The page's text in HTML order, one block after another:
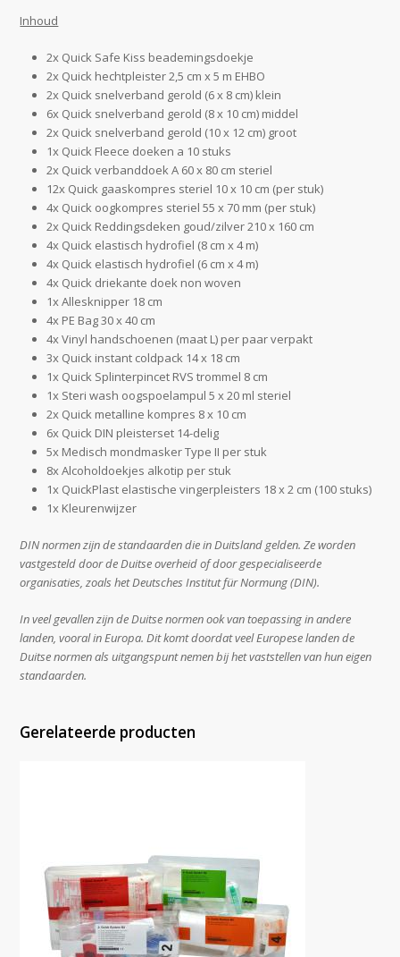
Inhoud
2x Quick Safe Kiss beademingsdoekje
2x Quick hechtpleister 2,5 cm x 5 m EHBO
2x Quick snelverband gerold (6 x 8 cm) klein
6x Quick snelverband gerold (8 x 10 cm) middel
2x Quick snelverband gerold (10 x 12 cm) groot
1x Quick Fleece doeken a 10 stuks
2x Quick verbanddoek A 60 x 80 cm steriel
12x Quick gaaskompres steriel 10 x 10 cm (per stuk)
4x Quick oogkompres steriel 55 x 70 mm (per stuk)
2x Quick Reddingsdeken goud/zilver 210 x 160 cm
4x Quick elastisch hydrofiel (8 cm x 4 m)
4x Quick elastisch hydrofiel (6 cm x 4 m)
4x Quick driekante doek non woven
1x Allesknipper 18 cm
4x PE Bag 30 x 40 cm
4x Vinyl handschoenen (maat L) per paar verpakt
3x Quick instant coldpack 14 x 18 cm
1x Quick Splinterpincet RVS trommel 8 cm
1x Steri wash oogspoelampul 5 x 20 ml steriel
2x Quick metalline kompres 8 x 10 cm
6x Quick DIN pleisterset 14-delig
5x Medisch mondmasker Type II per stuk
8x Alcoholdoekjes alkotip per stuk
1x QuickPlast elastische vingerpleisters 18 x 2 cm (100 stuks)
1x Kleurenwijzer
DIN normen zijn de standaarden die in Duitsland gelden. Ze worden
vastgesteld door de Duitse overheid of door gespecialiseerde
organisaties, zoals het Deutsches Institut für Normung (DIN).
In veel gevallen zijn de Duitse normen ook van toepassing in andere
landen, vooral in Europa. Dit komt doordat veel Europese landen de
Duitse normen als uitgangspunt nemen bij het vaststellen van hun eigen
standaarden.
Gerelateerde producten